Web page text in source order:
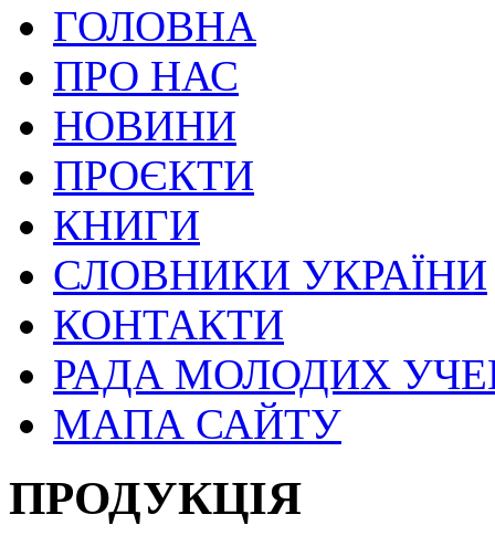
ГОЛОВНА
ПРО НАС
НОВИНИ
ПРОЄКТИ
КНИГИ
СЛОВНИКИ УКРАЇНИ
КОНТАКТИ
РАДА МОЛОДИХ
МАПА САЙТУ
ПРОДУКЦІЯ